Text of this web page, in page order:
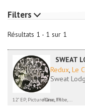
Résultats 1 - 1 sur 1
SWEAT
Redux, Le
Sweat
12" EP, Picture Disc, FR
Rave, Tribe,...
Filters